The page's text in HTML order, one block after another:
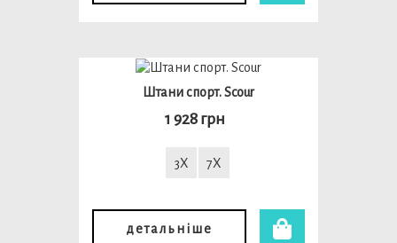
Штани спорт. Scour
1 928 грн
3X 7X
детальніше